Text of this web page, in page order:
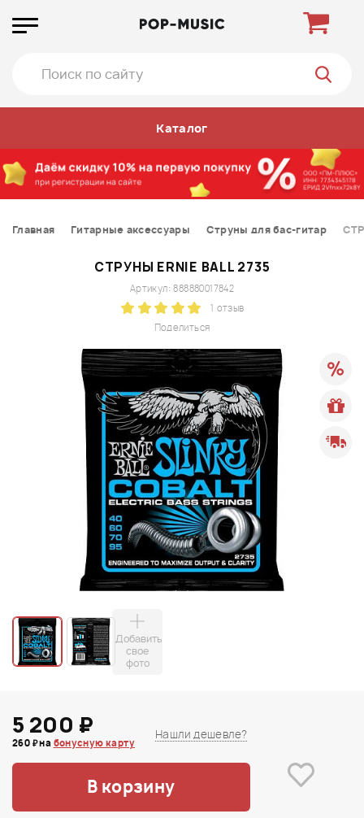
Каталог
Главная Гитарные аксессуары Струны для бас-гитар
СТРУНЫ ERNIE BALL 2735
Поделиться
Артикул: 888880017842
1 отзыв
Добавить
свое
фото
5 200 ₽
260 ₽ на бонусную карту
Нашли дешевле?
В корзину